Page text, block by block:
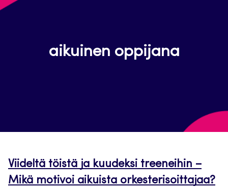
aikuinen oppijana
Viideltä töistä ja kuudeksi treeneihin –
Mikä motivoi aikuista orkesterisoittajaa?